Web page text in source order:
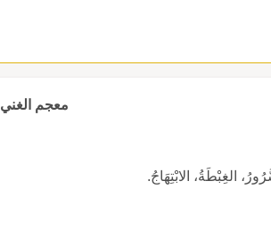
معجم الغني
الغِبْطَةُ، الابْتِهَاجُ.